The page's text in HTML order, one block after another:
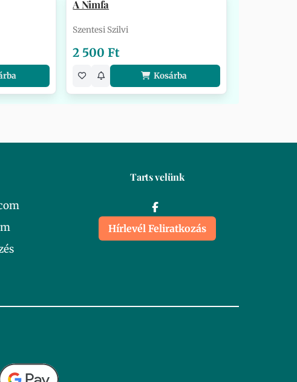
A Nimfa
Szentesi Szilvi
2 500 Ft
Kosárba
Tarts velünk
Hírlevél Feliratkozás